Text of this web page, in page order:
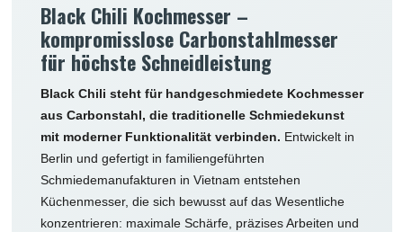
Black Chili Kochmesser –
kompromisslose Carbonstahlmesser
für höchste Schneidleistung
Black Chili steht für handgeschmiedete Kochmesser
aus Carbonstahl, die traditionelle Schmiedekunst
mit moderner Funktionalität verbinden. Entwickelt in
Berlin und gefertigt in familiengeführten
Schmiedemanufakturen in Vietnam entstehen
Küchenmesser, die sich bewusst auf das Wesentliche
konzentrieren: maximale Schärfe, präzises Arbeiten und